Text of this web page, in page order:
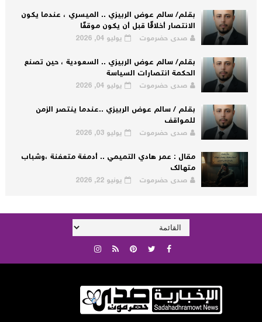
بقلم/ سالم عوض الربيزي .. الميسري ، عندما يكون
الانتصار أخلاقًا قبل أن يكون موقفًا
صدى حضرموت يوليو 04, 2026
بقلم/ سالم عوض الربيزي .. السعودية ، حين تصنع
الحكمة انتصارات السياسة
صدى حضرموت يوليو 04, 2026
بقلم / سالم عوض الربيزي ..عندما ينتصر الزمن
للمواقف
صدى حضرموت يوليو 03, 2026
مقال : عمر هادي التميمي .. أدمغة متعفنة ،وشباب
متهالك
صدى حضرموت يونيو 22, 2026